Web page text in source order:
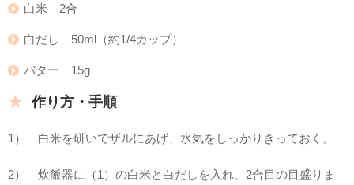
白米 2合
白だし 50ml（約1/4カップ）
バター 15g
作り方・手順
1） 白米を研いでザルにあげ、水気をしっかりきっておく。
2） 炊飯器に（1）の白米と白だしを入れ、2合目の目盛りま